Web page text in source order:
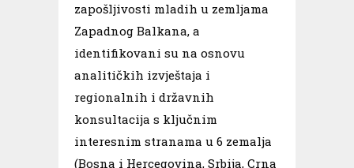
zapošljivosti mladih u zemljama
Zapadnog Balkana, a
identifikovani su na osnovu
analitičkih izvještaja i
regionalnih i državnih
konsultacija s ključnim
interesnim stranama u 6 zemalja
(Bosna i Hercegovina, Srbija, Crna